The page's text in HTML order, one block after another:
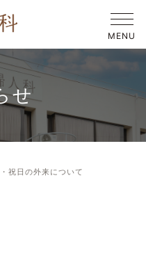
せ
祝日の外来について